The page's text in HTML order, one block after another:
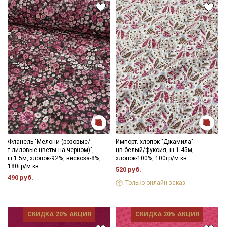
Фланель "Мелони (розовые/
т.лиловые цветы на черном)",
ш.1.5м, хлопок-92%, вискоза-8%,
180гр/м.кв
490 руб.
Импорт. хлопок "Джамила"
цв.белый/фуксия, ш.1.45м,
хлопок-100%, 100гр/м.кв
520 руб.
Только онлайн-заказ
СКИДКА 20% АКЦИЯ СКИДКА 20% АКЦИЯ
Секретная рассылка от Купава
Мы публикуем здесь дополнительные
промокоды и скидки до 30% на узкие
категории тканей
Электронная почта
Подписаться